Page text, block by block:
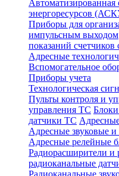
Автоматизированная
энергоресурсов
Приборы для
импульсным выходом
показаний
Адресные
Вспомогательное
Приборы учета
Технологическая
Пульты контроля и
управления ТС
датчики ТС
Адресные звуковые
Адресные релейные
Радиорасширители и
радиоканальные
Радиоканальные